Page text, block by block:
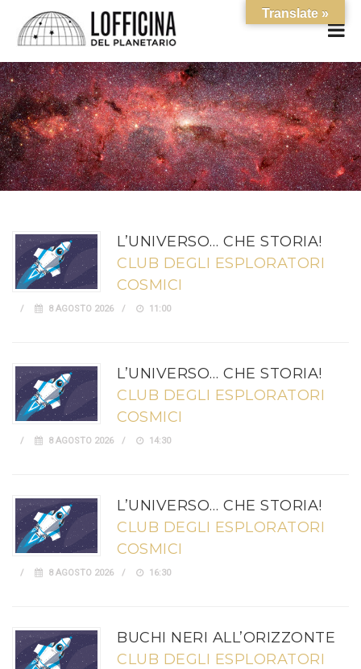
L’UNIVERSO… CHE STORIA!
CLUB DEGLI ESPLORATORI
COSMICI
8 AGOSTO 2026 11:00
L’UNIVERSO… CHE STORIA!
CLUB DEGLI ESPLORATORI
COSMICI
8 AGOSTO 2026 14:30
L’UNIVERSO… CHE STORIA!
CLUB DEGLI ESPLORATORI
COSMICI
8 AGOSTO 2026 16:30
BUCHI NERI ALL’ORIZZONTE
CLUB DEGLI ESPLORATORI
Translate »